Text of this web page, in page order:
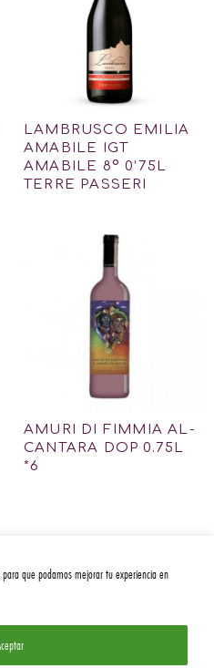
que podamos mejorar tu experiencia en
LAMBRUSCO EMILIA
AMABILE IGT
AMABILE 8º 0’75L
TERRE PASSERI
AMURI DI FIMMIA AL-
CANTARA DOP 0.75L
*6